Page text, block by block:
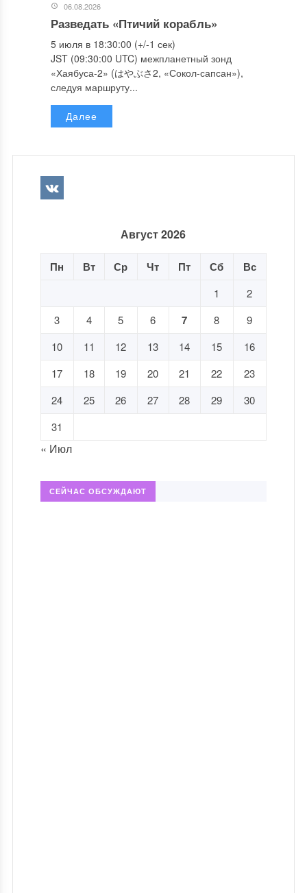
06.08.2026
Разведать «Птичий корабль»
5 июля в 18:30:00 (+/-1 сек)
JST (09:30:00 UTC) межпланетный зонд
«Хаябуса-2» (はやぶさ2, «Сокол-сапсан»),
следуя маршруту...
Далее
Август 2026
Пн Вт Ср Чт Пт Сб Вс
1
2
3
4 5 6 7 8
9
10
11 12 13 14 15
16
17
18 19 20 21 22
23
24
25 26 27 28 29
30
31
« Июл
СЕЙЧАС ОБСУЖДАЮТ